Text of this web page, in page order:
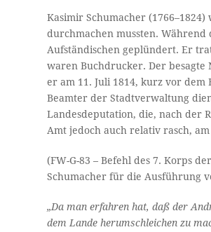
Kasimir Schumacher
durchmachen mussten. Während
Aufständischen geplündert. Er
waren Buchdrucker. Der besagte
er am 11. Juli 1814, kurz vor
Beamter der Stadtverwaltung
Landesdeputation, die, nach der
Amt jedoch auch relativ rasch,
(FW-G-83 – Befehl des 7. Korps
Schumacher für die Ausführung
„Da man erfahren hat, daß der
dem Lande herumschleichen zu